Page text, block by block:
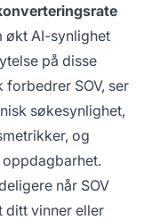
økt AI-synlighet
på disse
SOV, ser
søkesynlighet,
og
når SOV
ditt vinner eller